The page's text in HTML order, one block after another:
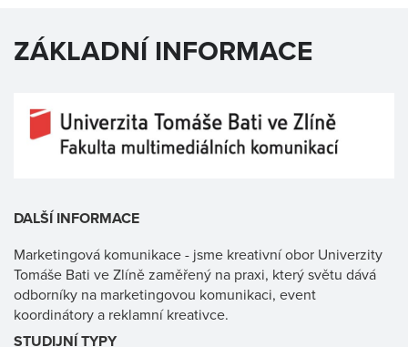
ZÁKLADNÍ INFORMACE
DALŠÍ INFORMACE
Marketingová komunikace - jsme kreativní obor Univerzity
Tomáše Bati ve Zlíně zaměřený na praxi, který světu dává
odborníky na marketingovou komunikaci, event
koordinátory a reklamní kreativce.
STUDIJNÍ TYPY